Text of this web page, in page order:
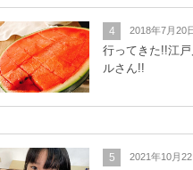
4 2018年7月20
行ってきた!!江
ルさん!!
5 2021年10月22